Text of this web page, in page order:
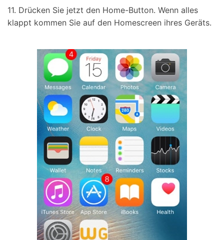
11. Drücken Sie jetzt den Home-Button. Wenn alles
klappt kommen Sie auf den Homescreen ihres Geräts.